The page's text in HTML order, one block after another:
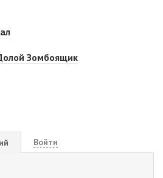
Зомбоящик
Войти